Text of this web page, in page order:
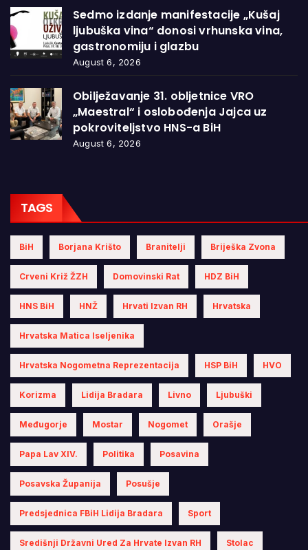
Sedmo izdanje manifestacije „Kušaj
ljubuška vina“ donosi vrhunska vina,
gastronomiju i glazbu
August 6, 2026
Obilježavanje 31. obljetnice VRO
„Maestral“ i oslobođenja Jajca uz
pokroviteljstvo HNS-a BiH
August 6, 2026
TAGS
BiH Borjana Krišto Branitelji Briješka Zvona
Crveni Križ ŽZH Domovinski Rat HDZ BiH
HNS BiH HNŽ Hrvati Izvan RH Hrvatska
Hrvatska Matica Iseljenika
Hrvatska Nogometna Reprezentacija HSP BiH HVO
Korizma Lidija Bradara Livno Ljubuški
Međugorje Mostar Nogomet Orašje
Papa Lav XIV. Politika Posavina
Posavska Županija Posušje
Predsjednica FBiH Lidija Bradara Sport
Središnji Državni Ured Za Hrvate Izvan RH Stolac